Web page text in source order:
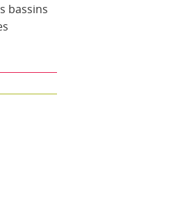
bassins